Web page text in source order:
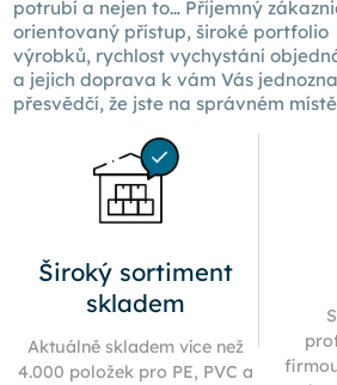
potrubí a nejen to… Příjemný
orientovaný přístup, široké portfolio
výrobků, rychlost vychystání
a jejich doprava kvám Vás
přesvědčí, že jste na správném
Široký sortiment
skladem
Aktuálně skladem více než
4.000 položek pro PE, PVC a